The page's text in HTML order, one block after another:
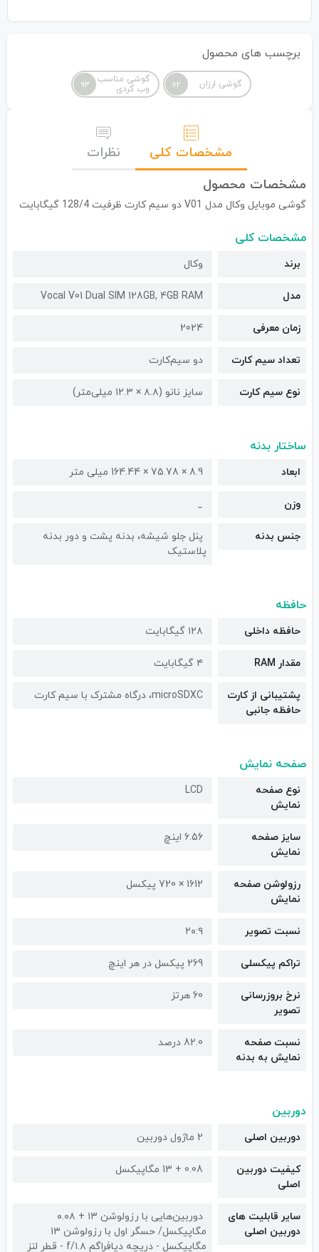
برچسب های محصول
گوشی ارزان 62
گوشی مناسب
وب گردی
93
مشخصات کلی
نظرات
مشخصات محصول
گوشی موبایل وکال مدل V01 دو سیم کارت ظرفیت 128/4 گیگابایت
مشخصات کلی
برند وکال
مدل Vocal V01 Dual SIM 128GB, 4GB RAM
زمان معرفی 2024
تعداد سیم کارت دو سیم‌کارت
نوع سیم کارت سایز نانو (۸.۸ × ۱۲.۳ میلی‌متر)
ساختار بدنه
ابعاد 8.9 × 75.78 × 164.44 میلی متر
وزن _
جنس بدنه
پنل جلو شیشه، بدنه پشت و دور بدنه
پلاستیک
حافظه
حافظه داخلی ۱۲۸ گیگابایت
مقدار RAM ۴ گیگابایت
پشتیبانی از کارت
حافظه جانبی
microSDXC، درگاه مشترک با سیم کارت
صفحه نمایش
نوع صفحه
نمایش
LCD
سایز صفحه
نمایش
6.56 اینچ
رزولوشن صفحه
نمایش
1612 × 720 پیکسل
نسبت تصویر ۲۰:۹
تراکم پیکسلی 269 پیکسل در هر اینچ
نرخ بروزرسانی
تصویر
60 هرتز
نسبت صفحه
نمایش به بدنه
82.0 درصد
دوربین
دوربین اصلی 2 ماژول دوربین
کیفیت دوربین‌
اصلی
0.08 + 13 مگاپیکسل
سایر قابلیت های
دوربین اصلی
دوربین‌هایی با رزولوشن ۱۳ + ۰.۰۸
مگاپیکسل/ حسگر اول با رزولوشن ۱۳
مگاپیکسل - دریچه دیافراگم f/۱.۸ - قطر لنز